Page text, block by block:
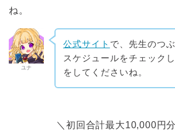
ね。
ユナ
公式サイト で、先生のつ
スケジュールをチェック
をしてくださいね。
＼初回合計最大10,000円